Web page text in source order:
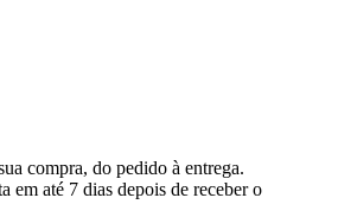
compra, do pedido à entrega.
em até 7 dias depois de receber o